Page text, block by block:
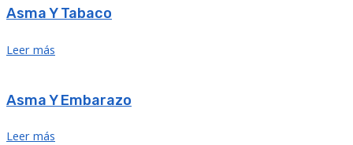
Asma Y Tabaco
Leer más
Asma Y Embarazo
Leer más